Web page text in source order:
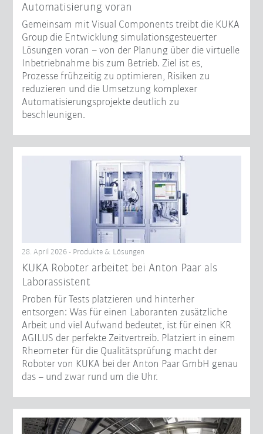
Automatisierung voran
Gemeinsam mit Visual Components treibt die KUKA
Group die Entwicklung simulationsgesteuerter
Lösungen voran – von der Planung über die virtuelle
Inbetriebnahme bis zum Betrieb. Ziel ist es,
Prozesse frühzeitig zu optimieren, Risiken zu
reduzieren und die Umsetzung komplexer
Automatisierungsprojekte deutlich zu
beschleunigen.
28. April 2026 - Produkte & Lösungen
KUKA Roboter arbeitet bei Anton Paar als
Laborassistent
Proben für Tests platzieren und hinterher
entsorgen: Was für einen Laboranten zusätzliche
Arbeit und viel Aufwand bedeutet, ist für einen KR
AGILUS der perfekte Zeitvertreib. Platziert in einem
Rheometer für die Qualitätsprüfung macht der
Roboter von KUKA bei der Anton Paar GmbH genau
das – und zwar rund um die Uhr.